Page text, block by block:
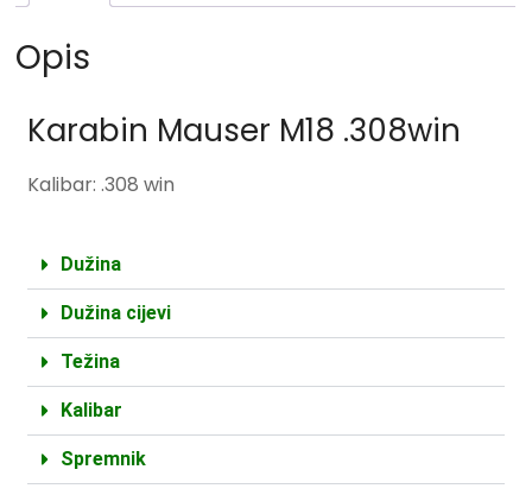
Opis
Karabin Mauser M18 .308win
Kalibar: .308 win
Dužina
Dužina cijevi
Težina
Kalibar
Spremnik